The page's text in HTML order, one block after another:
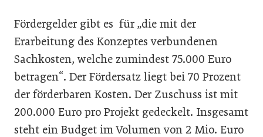
Fördergelder gibt es für „die mit der
Erarbeitung des Konzeptes verbundenen
Sachkosten, welche zumindest 75.000 Euro
betragen“. Der Fördersatz liegt bei 70 Prozent
der förderbaren Kosten. Der Zuschuss ist mit
200.000 Euro pro Projekt gedeckelt. Insgesamt
steht ein Budget im Volumen von 2 Mio. Euro